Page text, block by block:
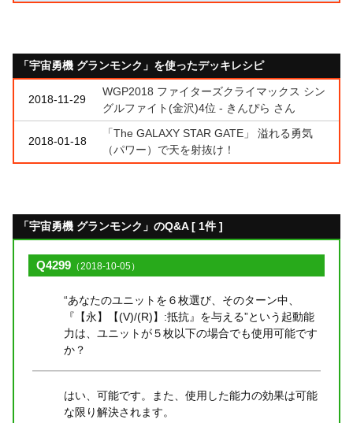
「宇宙勇機 グランモンク」を使ったデッキレシピ
2018-11-29
WGP2018 ファイターズクライマックス シン
グルファイト(金沢)4位 - きんぴら さん
2018-01-18
「The GALAXY STAR GATE」 溢れる勇気
（パワー）で天を射抜け！
「宇宙勇機 グランモンク」のQ&A [ 1件 ]
Q4299 （2018-10-05）
“あなたのユニットを６枚選び、そのターン中、
『【永】【(V)/(R)】:抵抗』を与える”という起動能
力は、ユニットが５枚以下の場合でも使用可能です
か？
はい、可能です。また、使用した能力の効果は可能
な限り解決されます。